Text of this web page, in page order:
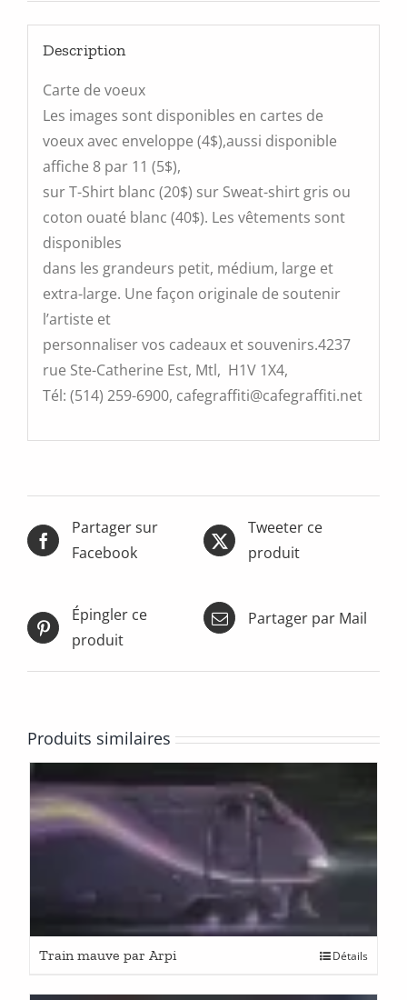
Description
Carte de voeux
Les images sont disponibles en cartes de
voeux avec enveloppe (4$),aussi disponible
affiche 8 par 11 (5$),
sur T-Shirt blanc (20$) sur Sweat-shirt gris ou
coton ouaté blanc (40$). Les vêtements sont
disponibles
dans les grandeurs petit, médium, large et
extra-large. Une façon originale de soutenir
l’artiste et
personnaliser vos cadeaux et souvenirs.4237
rue Ste-Catherine Est, Mtl, H1V 1X4,
Tél: (514) 259-6900, cafegraffiti@cafegraffiti.net
Partager sur
Facebook
Tweeter ce
produit
Épingler ce
produit
Partager par Mail
Produits similaires
Train mauve par Arpi Détails